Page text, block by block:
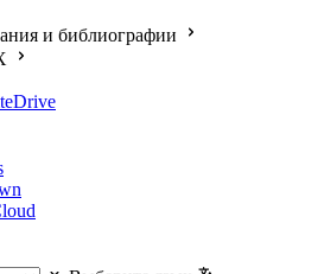
и библиографии